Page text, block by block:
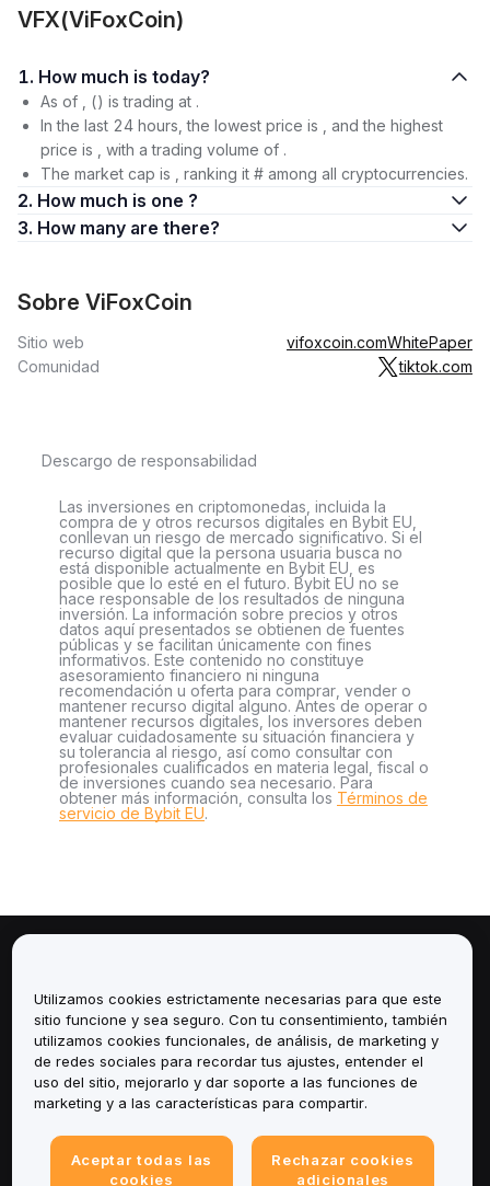
VFX(ViFoxCoin)
1. How much is today?
As of , () is trading at .
In the last 24 hours, the lowest price is , and the highest
price is , with a trading volume of .
The market cap is , ranking it # among all cryptocurrencies.
2. How much is one ?
3. How many are there?
Sobre ViFoxCoin
Sitio web vifoxcoin.comWhitePaper
Comunidad
tiktok.com
Descargo de responsabilidad
Las inversiones en criptomonedas, incluida la
compra de y otros recursos digitales en Bybit EU,
conllevan un riesgo de mercado significativo. Si el
recurso digital que la persona usuaria busca no
está disponible actualmente en Bybit EU, es
posible que lo esté en el futuro. Bybit EU no se
hace responsable de los resultados de ninguna
inversión. La información sobre precios y otros
datos aquí presentados se obtienen de fuentes
públicas y se facilitan únicamente con fines
informativos. Este contenido no constituye
asesoramiento financiero ni ninguna
recomendación u oferta para comprar, vender o
mantener recurso digital alguno. Antes de operar o
mantener recursos digitales, los inversores deben
evaluar cuidadosamente su situación financiera y
su tolerancia al riesgo, así como consultar con
profesionales cualificados en materia legal, fiscal o
de inversiones cuando sea necesario. Para
obtener más información, consulta los Términos de
servicio de Bybit EU.
Servicios
Soporte
Utilizamos cookies estrictamente necesarias para que este
sitio funcione y sea seguro. Con tu consentimiento, también
utilizamos cookies funcionales, de análisis, de marketing y
de redes sociales para recordar tus ajustes, entender el
uso del sitio, mejorarlo y dar soporte a las funciones de
marketing y a las características para compartir.
Aceptar todas las
cookies
Rechazar cookies
adicionales